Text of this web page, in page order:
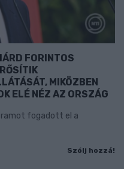
FORINTOS
MIKÖZBEN
ELÉ NÉZ AZ ORSZÁG
fogadott el a
Szólj hozzá!